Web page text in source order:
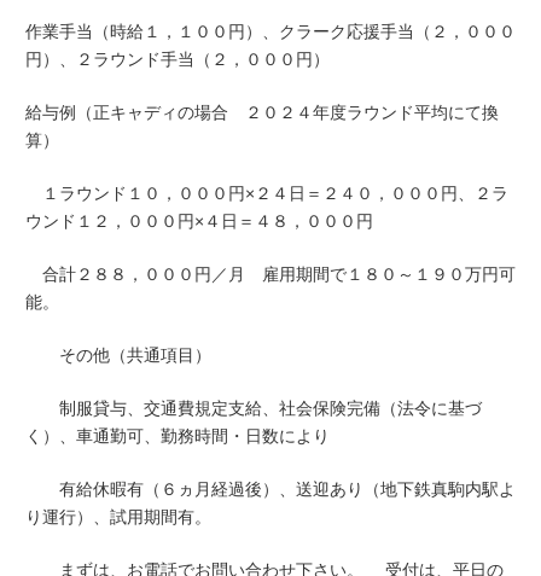
作業手当（時給１，１００円）、クラーク応援手当（２，０００
円）、２ラウンド手当（２，０００円）
給与例（正キャディの場合 ２０２４年度ラウンド平均にて換
算）
１ラウンド１０，０００円×２４日＝２４０，０００円、２ラ
ウンド１２，０００円×４日＝４８，０００円
合計２８８，０００円／月 雇用期間で１８０～１９０万円可
能。
その他（共通項目）
制服貸与、交通費規定支給、社会保険完備（法令に基づ
く）、車通勤可、勤務時間・日数により
有給休暇有（６ヵ月経過後）、送迎あり（地下鉄真駒内駅よ
り運行）、試用期間有。
まずは、お電話でお問い合わせ下さい。 受付は、平日の